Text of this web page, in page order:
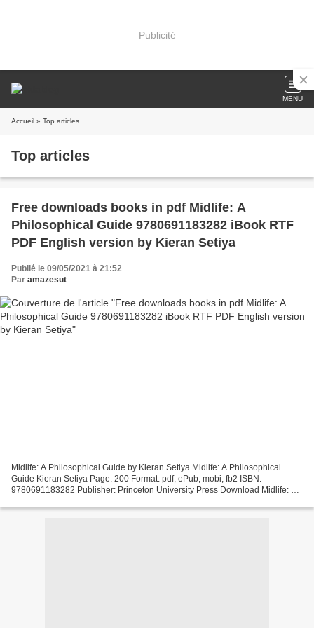
Publicité
MENU
Accueil » Top articles
Top articles
Free downloads books in pdf Midlife: A
Philosophical Guide 9780691183282 iBook RTF
PDF English version by Kieran Setiya
Publié le 09/05/2021 à 21:52
Par amazesut
Midlife: A Philosophical Guide by Kieran Setiya Midlife: A Philosophical
Guide Kieran Setiya Page: 200 Format: pdf, ePub, mobi, fb2 ISBN:
9780691183282 Publisher: Princeton University Press Download Midlife: A